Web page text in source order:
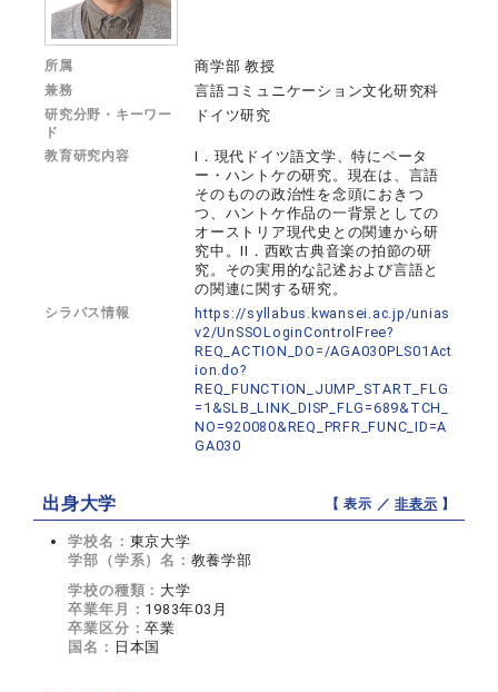
所属 商学部 教授
兼務 言語コミュニケーション文化研究科
研究分野・キーワー
ド
ドイツ研究
教育研究内容
I．現代ドイツ語文学、特にペータ
ー・ハントケの研究。現在は、言語
そのものの政治性を念頭におきつ
つ、ハントケ作品の一背景としての
オーストリア現代史との関連から研
究中。II．西欧古典音楽の拍節の研
究。その実用的な記述および言語と
の関連に関する研究。
シラバス情報
https://syllabus.kwansei.ac.jp/unias
v2/UnSSOLoginControlFree?
REQ_ACTION_DO=/AGA030PLS01Act
ion.do?
REQ_FUNCTION_JUMP_START_FLG
=1&SLB_LINK_DISP_FLG=689&TCH_
NO=920080&REQ_PRFR_FUNC_ID=A
GA030
出身大学 【 表示 ／非表示 】
学校名： 東京大学
学部（学系）名： 教養学部
学校の種類： 大学
卒業年月： 1983年03月
卒業区分：卒業
国名： 日本国